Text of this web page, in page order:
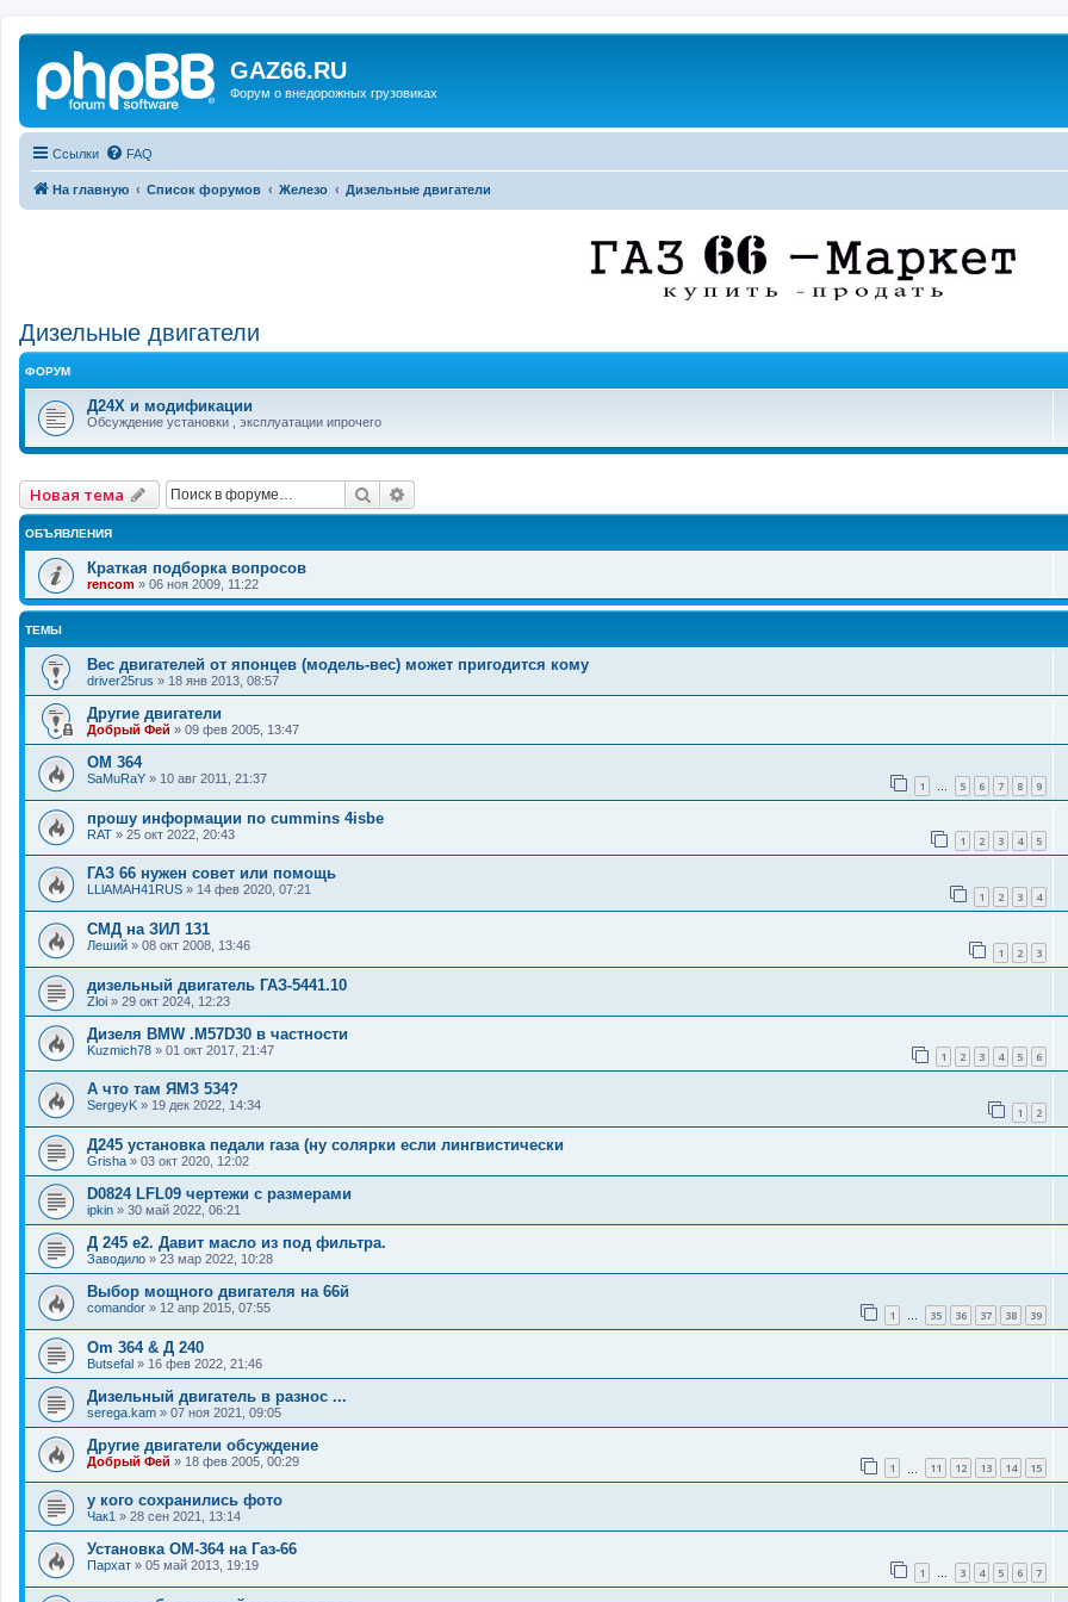
GAZ66.RU
Форум о внедорожных грузовиках
Ссылки FAQ
На главную Список форумов Железо Дизельные двигатели
Дизельные двигатели
ФОРУМ
Д24Х и модификации
Обсуждение установки , эксплуатации ипрочего
Новая тема Поиск
ОБЪЯВЛЕНИЯ
Краткая подборка вопросов
rencom » 06 ноя 2009, 11:22
ТЕМЫ
Вес двигателей от японцев (модель-вес) может пригодится кому
driver25rus » 18 янв 2013, 08:57
Другие двигатели
Добрый Фей » 09 фев 2005, 13:47
OM 364
SaMuRaY » 10 авг 2011, 21:37 1 … 5 6 7 8 9
прошу информации по cummins 4isbe
RAT » 25 окт 2022, 20:43 1 2 3 4 5
ГАЗ 66 нужен совет или помощь
LLlAMAH41RUS » 14 фев 2020, 07:21 1 2 3 4
СМД на ЗИЛ 131
Леший » 08 окт 2008, 13:46 1 2 3
дизельный двигатель ГАЗ-5441.10
Zloi » 29 окт 2024, 12:23
Дизеля BMW .M57D30 в частности
Kuzmich78 » 01 окт 2017, 21:47 1 2 3 4 5 6
А что там ЯМЗ 534?
SergeyK » 19 дек 2022, 14:34 1 2
Д245 установка педали газа (ну солярки если лингвистически
Grisha » 03 окт 2020, 12:02
D0824 LFL09 чертежи с размерами
ipkin » 30 май 2022, 06:21
Д 245 е2. Давит масло из под фильтра.
Заводило » 23 мар 2022, 10:28
Выбор мощного двигателя на 66й
comandor » 12 апр 2015, 07:55 1 … 35 36 37 38 39
Om 364 & Д 240
Butsefal » 16 фев 2022, 21:46
Дизельный двигатель в разнос ...
serega.kam » 07 ноя 2021, 09:05
Другие двигатели обсуждение
Добрый Фей » 18 фев 2005, 00:29 1 11 12 13 14 15
у кого сохранились фото
Чак1 » 28 сен 2021, 13:14
Установка ОМ-364 на Газ-66
Пархат » 05 май 2013, 19:19 1 … 3 4 5 6 7